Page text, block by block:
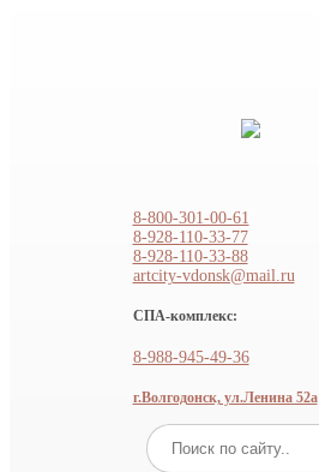
8-800-301-00-61
8-928-110-33-77
8-928-110-33-88
artcity-vdonsk@mail.ru
СПА-комплекс:
8-988-945-49-36
г.Волгодонск, ул.Ленина 52а